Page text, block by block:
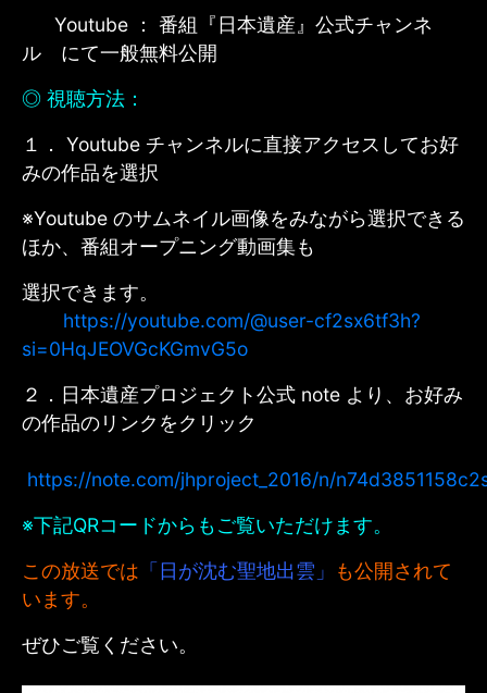
Youtube ： 番組『日本遺産』公式チャンネ
ル にて一般無料公開
◎ 視聴方法：
１． Youtube チャンネルに直接アクセスしてお好
みの作品を選択
※Youtube のサムネイル画像をみながら選択できる
ほか、番組オープニング動画集も
選択できます。
https://youtube.com/@user-cf2sx6tf3h?
si=0HqJEOVGcKGmvG5o
２．日本遺産プロジェクト公式 note より、お好み
の作品のリンクをクリック
https://note.com/jhproject_2016/n/
※下記QRコードからもご覧いただけます。
この放送では 「日が沈む聖地出雲」
も公開されて
います。
ぜひご覧ください。